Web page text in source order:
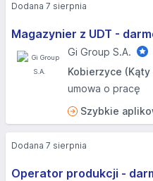
Magazynier z UDT -
Gi Group S.A.
Kobierzyce (Kąty
umowa o pracę
Szybkie
Dodana 7 sierpnia
Operator produkcji -
Dodana 7 sierpnia